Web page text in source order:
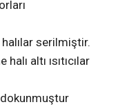
serilmiştir.
altı ısıtıcılar